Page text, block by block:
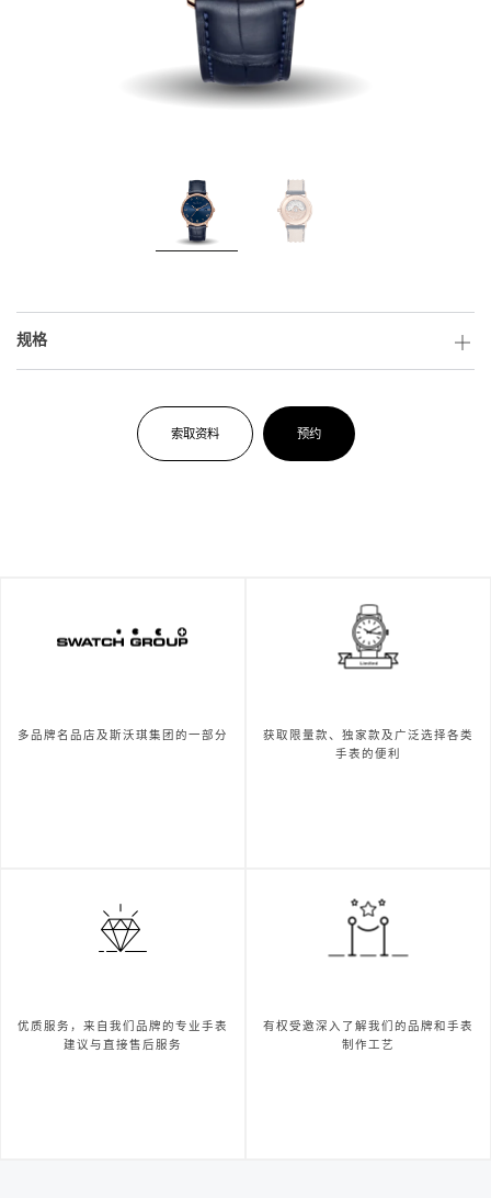
规格
索取资料 预约
多品牌名品店及斯沃琪集团的一部分
获取限量款、独家款及广泛选择各类
手表的便利
优质服务，来自我们品牌的专业手表
建议与直接售后服务
有权受邀深入了解我们的品牌和手表
制作工艺